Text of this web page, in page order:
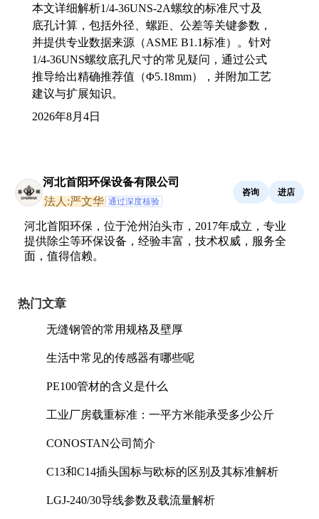
本文详细解析1/4-36UNS-2A螺纹的标准尺寸及
底孔计算，包括外径、螺距、公差等关键参数，
并提供专业数据来源（ASME B1.1标准）。针对
1/4-36UNS螺纹底孔尺寸的常见疑问，通过公式
推导给出精确推荐值（Φ5.18mm），并附加工艺
建议与扩展知识。
2026年8月4日
河北首阳环保设备有限公司
法人:严文华 通过深度核验
咨询 进店
河北首阳环保，位于沧州泊头市，2017年成立，专业
提供除尘等环保设备，经验丰富，技术权威，服务全
面，值得信赖。
热门文章
无缝钢管的常用规格及壁厚
生活中常见的传感器有哪些呢
PE100管材的含义是什么
工业厂房载重标准：一平方米能承受多少公斤
CONOSTAN公司简介
C13和C14插头国标与欧标的区别及其标准解析
LGJ-240/30导线参数及载流量解析